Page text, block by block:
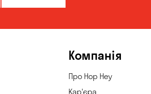
Гостомель
Компанія
Про Hop Hey
Кар'єра